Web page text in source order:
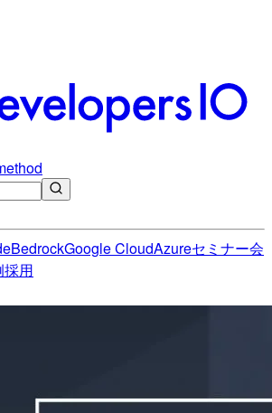
BedrockGoogle CloudAzureセミナー会
採用